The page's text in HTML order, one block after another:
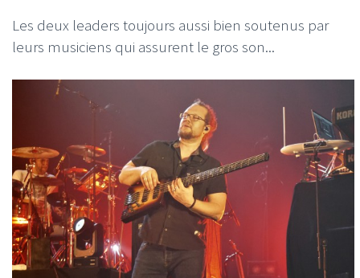
Les deux leaders toujours aussi bien soutenus par
leurs musiciens qui assurent le gros son...